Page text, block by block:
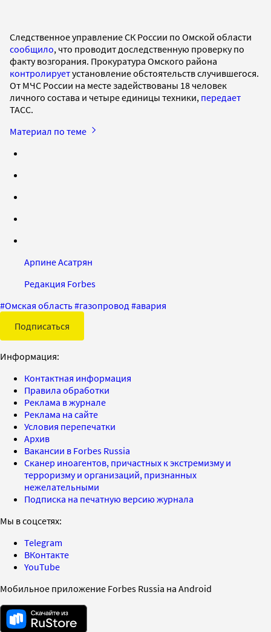
Следственное управление СК России по Омской области
сообщило, что проводит доследственную проверку по
факту возгорания. Прокуратура Омского района
контролируетустановление обстоятельств случившегося.
От МЧС России на месте задействованы 18 человек
личного состава и четыре единицы техники, передает
ТАСС.
Материал по теме
Арпине Асатрян
Редакция Forbes
#Омская область#газопровод #авария
Подписаться
Информация:
Контактная информация
Правила обработки
Реклама в журнале
Реклама на сайте
Условия перепечатки
Архив
Вакансии в Forbes Russia
Сканер иноагентов, причастных к экстремизму и
терроризму и организаций, признанных
нежелательными
Подписка на печатную версию журнала
Мы в соцсетях:
Telegram
ВКонтакте
YouTube
Мобильное приложение Forbes Russia на Android